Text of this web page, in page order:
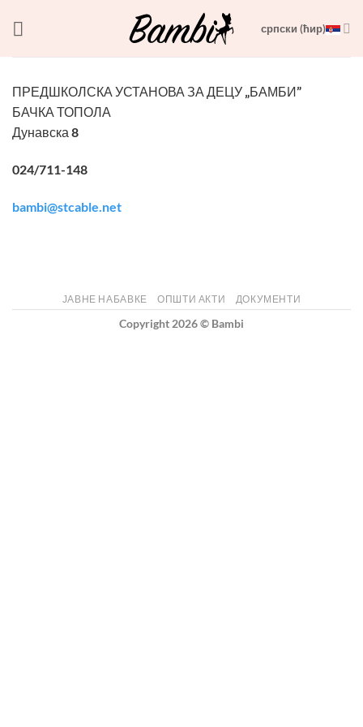
српски (ћир)
ПРЕДШКОЛСКА УСТАНОВА ЗА ДЕЦУ „БАМБИ”
БАЧКА ТОПОЛА
Дунавска 8
024/711-148
bambi@stcable.net
ЈАВНЕ НАБАВКЕ ОПШТИ АКТИ ДОКУМЕНТИ
Copyright 2026 © Bambi